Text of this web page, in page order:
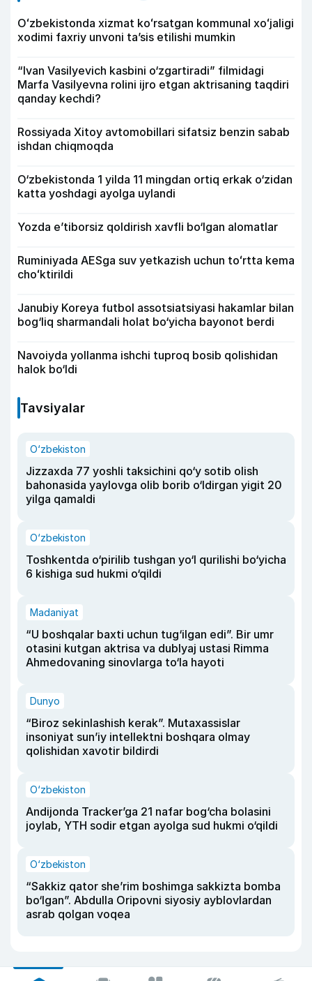
Oʻzbekistonda xizmat koʻrsatgan kommunal xoʻjaligi
xodimi faxriy unvoni taʼsis etilishi mumkin
“Ivan Vasilyevich kasbini o‘zgartiradi” filmidagi
Marfa Vasilyevna rolini ijro etgan aktrisaning taqdiri
qanday kechdi?
Rossiyada Xitoy avtomobillari sifatsiz benzin sabab
ishdan chiqmoqda
O‘zbekistonda 1 yilda 11 mingdan ortiq erkak o‘zidan
katta yoshdagi ayolga uylandi
Yozda e’tiborsiz qoldirish xavfli bo‘lgan alomatlar
Ruminiyada AESga suv yetkazish uchun toʻrtta kema
choʻktirildi
Janubiy Koreya futbol assotsiatsiyasi hakamlar bilan
bog‘liq sharmandali holat bo‘yicha bayonot berdi
Navoiyda yollanma ishchi tuproq bosib qolishidan
halok bo‘ldi
Tavsiyalar
O‘zbekiston
Jizzaxda 77 yoshli taksichini qo‘y sotib olish
bahonasida yaylovga olib borib o‘ldirgan yigit 20
yilga qamaldi
O‘zbekiston
Toshkentda o‘pirilib tushgan yo‘l qurilishi bo‘yicha
6 kishiga sud hukmi o‘qildi
Madaniyat
“U boshqalar baxti uchun tug‘ilgan edi”. Bir umr
otasini kutgan aktrisa va dublyaj ustasi Rimma
Ahmedovaning sinovlarga to‘la hayoti
Dunyo
“Biroz sekinlashish kerak”. Mutaxassislar
insoniyat sun’iy intellektni boshqara olmay
qolishidan xavotir bildirdi
O‘zbekiston
Andijonda Tracker’ga 21 nafar bog‘cha bolasini
joylab, YTH sodir etgan ayolga sud hukmi o‘qildi
O‘zbekiston
“Sakkiz qator she’rim boshimga sakkizta bomba
bo‘lgan”. Abdulla Oripovni siyosiy ayblovlardan
asrab qolgan voqea